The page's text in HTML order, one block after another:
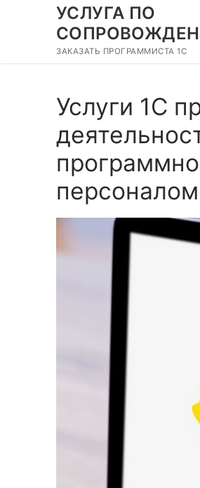
содержимому
УСЛУГА ПО
ЗАКАЗАТЬ ПРОГРАММИСТА 1С
Услуги 1С
персоналом